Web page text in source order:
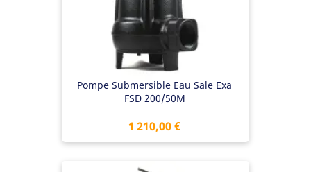
Pompe Submersible Eau Sale Exa
FSD 200/50M
Prix
1 210,00 €